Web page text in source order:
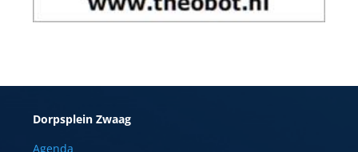
Dorpsplein Zwaag
Agenda